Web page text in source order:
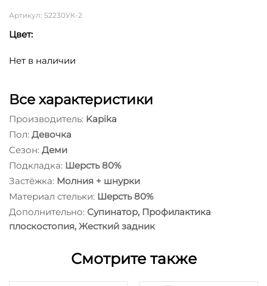
Артикул: 52230УК-2
Цвет:
Нет в наличии
Все характеристики
Производитель: Kapika
Пол: Девочка
Сезон: Деми
Подкладка: Шерсть 80%
Застёжка: Молния + шнурки
Материал стельки: Шерсть 80%
Дополнительно: Супинатор, Профилактика
плоскостопия, Жесткий задник
Смотрите также